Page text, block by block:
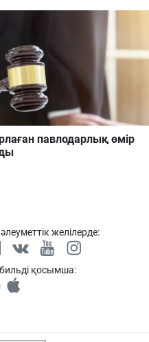
павлодарлық өмір
әлеуметтік желілерде:
қосымша: